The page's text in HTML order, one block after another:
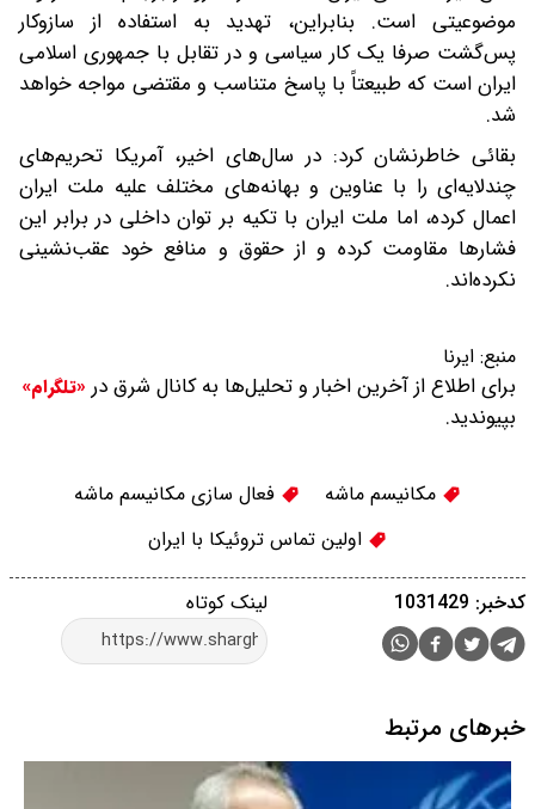
موضوعیتی است. بنابراین، تهدید به استفاده از سازوکار
پس‌گشت صرفا یک کار سیاسی و در تقابل با جمهوری اسلامی
ایران است که طبیعتاً با پاسخ متناسب و مقتضی مواجه خواهد
شد.
بقائی خاطرنشان کرد: در سال‌های اخیر، آمریکا تحریم‌های
چندلایه‌ای را با عناوین و بهانه‌های مختلف علیه ملت ایران
اعمال کرده، اما ملت ایران با تکیه بر توان داخلی در برابر این
فشارها مقاومت کرده و از حقوق و منافع خود عقب‌نشینی
نکرده‌اند.
منبع: ایرنا
برای اطلاع از آخرین اخبار و تحلیل‌ها به کانال شرق در «تلگرام»
بپیوندید.
مکانیسم ماشه
فعال سازی مکانیسم ماشه
اولین تماس تروئیکا با ایران
لینک کوتاه کدخبر: 1031429
خبرهای مرتبط